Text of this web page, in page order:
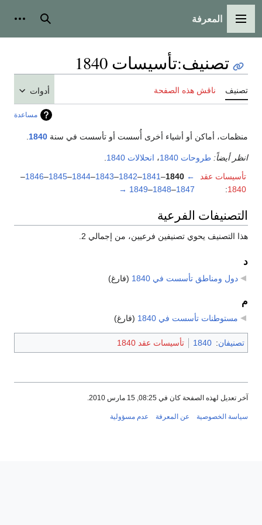
القائمة الرئيسية
المعرفة بحث
تصنيف:تأسيسات 1840
تصنيف ناقش هذه الصفحة أدوات
مساعدة
منظمات، أماكن أو أشياء أخرى أُسست أو تأسست في سنة 1840
انظر أيضاً: طروحات 1840 ، انحلالات 1840
تأسيسات عقد
1840
:
←
1840
–
1841
–
1842
–
1843
–
1844
–
1845
–
1846
–
1847
–
1848
–
1849
→
التصنيفات الفرعية
هذا التصنيف يحوي تصنيفين فرعيين، من إجمالي 2.
د
دول ومناطق تأسست في 1840 (فارغ)
م
مستوطنات تأسست في 1840 (فارغ)
تصنيفان:
1840 تأسيسات عقد 1840
آخر تعديل لهذه الصفحة كان في 08:25, 15 مارس 2010.
سياسة الخصوصية عن المعرفة عدم مسؤولية